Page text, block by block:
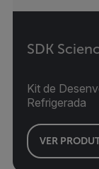
SDK
Kit de
Refrigerada
VER